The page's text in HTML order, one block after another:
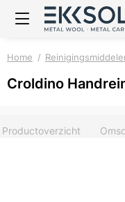
Home
Croldino
Productoverzicht